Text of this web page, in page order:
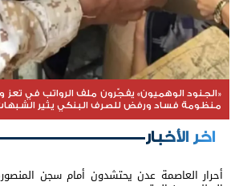
«الجنود الوهميون» يفجّرون ملف الرواتب في تعز
منظومة فساد ورفض للصرف البنكي يثير
اخر الأخبار
أحرار العاصمة عدن يحتشدون أمام سجن